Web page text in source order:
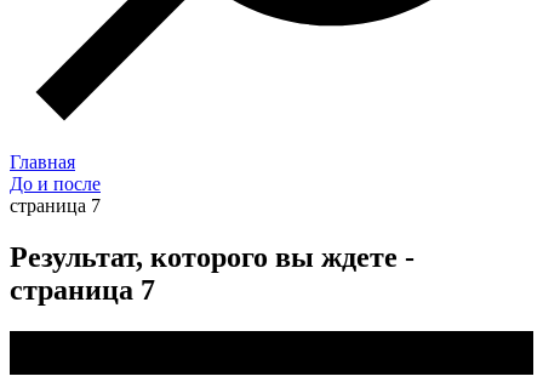
Главная
До и после
страница 7
Результат, которого вы ждете -
страница 7